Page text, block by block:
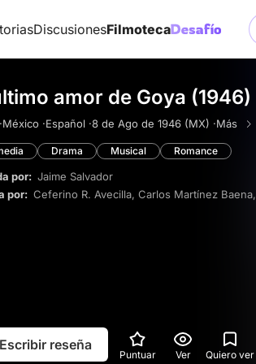
DiscusionesFilmoteca
amor de Goya (1946)
México ·Español ·8 de Ago de 1946 (MX) ·Más
Drama Musical Romance
por: Jaime Salvador
por: Ceferino R. Avecilla, Carlos Martínez Baena,
Escribir reseña
Puntuar Ver Quiero ver